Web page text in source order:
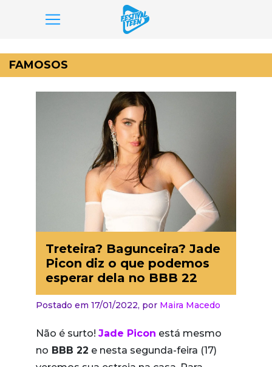
para
o
conteúdo
FAMOSOS
Treteira? Bagunceira? Jade
Picon diz o que podemos
esperar dela no BBB 22
Postado em 17/01/2022, por Maira Macedo
Não é surto! Jade Picon está mesmo
no BBB 22 e nesta segunda-feira (17)